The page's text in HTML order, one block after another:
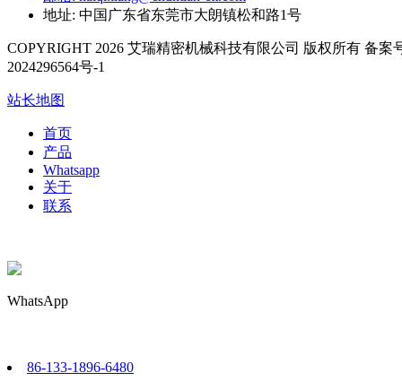
地址: 中国广东省东莞市大朗镇松和路1号
COPYRIGHT 2026 艾瑞精密机械科技有限公司 版权所有 备案
2024296564号-1
站长地图
首页
产品
Whatsapp
关于
联系
WhatsApp
86-133-1896-6480